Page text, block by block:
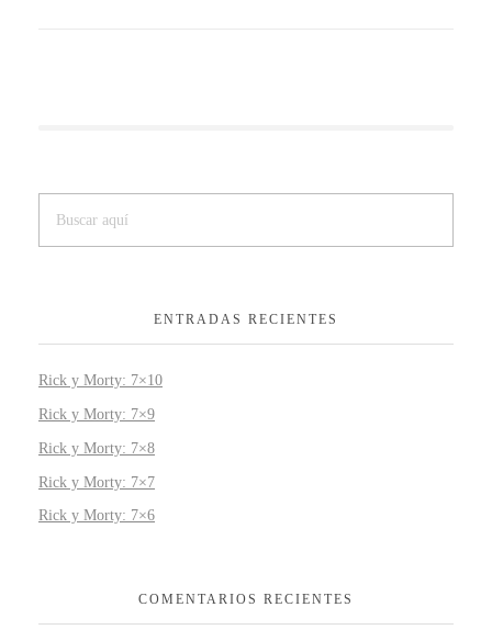
ENTRADAS RECIENTES
Rick y Morty: 7×10
Rick y Morty: 7×9
Rick y Morty: 7×8
Rick y Morty: 7×7
Rick y Morty: 7×6
COMENTARIOS RECIENTES